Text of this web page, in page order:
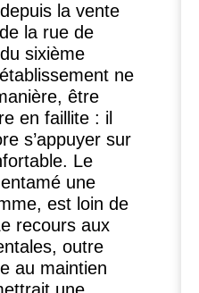
la vente
la rue de
sixième
ne
être
en faillite : il
s’appuyer sur
Le
une
est loin de
recours aux
outre
au maintien